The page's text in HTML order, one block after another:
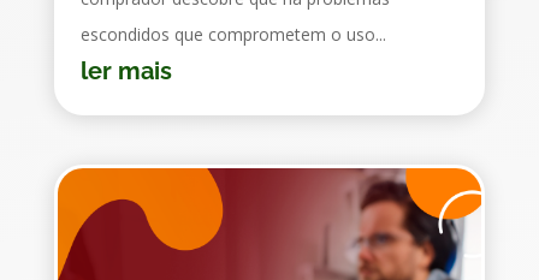
escondidos que comprometem o uso...
ler mais